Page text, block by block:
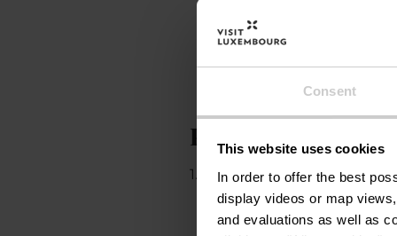
Consent
This website uses cookies
In order to offer the best
display videos or map
and evaluations as well as
Période d'ouverture
1.1. - 31.12.